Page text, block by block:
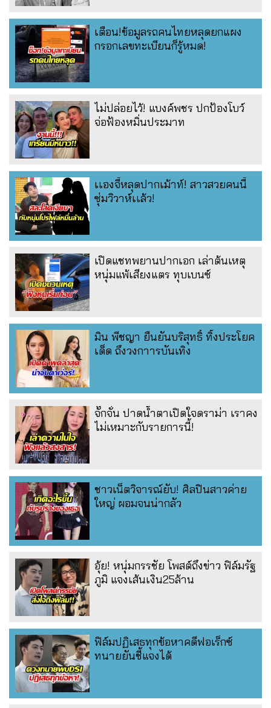
เตือน!ข้อมูลรถคนไทยหลุดยกแผง
กรอกเลขทะเบียนก็รู้หมด!
ไม่ปล่อยไว้! แบงค์พชร ปกป้องโบว์
จ่อฟ้องหมิ่นประมาท
เเองจี้หลุดปากเม้าท์! สาวสวยคนนี้
ซุ่มวิวาห์เเล้ว!
เปิดแชทพยานปากเอก เล่าต้นเหตุ
หนุ่มแพ้เสียงแตร ทุบเบนซ์
มิน พีชญา ยืนยันบริสุทธิ์ ทิ้งประโยค
เด็ด ถึงวงกาารบันเทิง
จั๊กจั่น ปาดน้ำตาเปิดใจดราม่า เราคง
ไม่เหมาะกับรายการนี้!
ชาวเน็ตวิจารณ์ยับ! ศิลปินสาวค่าย
ใหญ่ ผอมจนน่ากลัว
อุ้ย! หนุ่มกรรชัย โพสต์ถึงข่าว ฟิล์มรัฐ
ภูมิ แจงเส้นเงิน25ล้าน
ฟิล์มปฏิเสธทุกข้อหาคดีฟอเร็กซ์
ทนายยันชี้แจงได้